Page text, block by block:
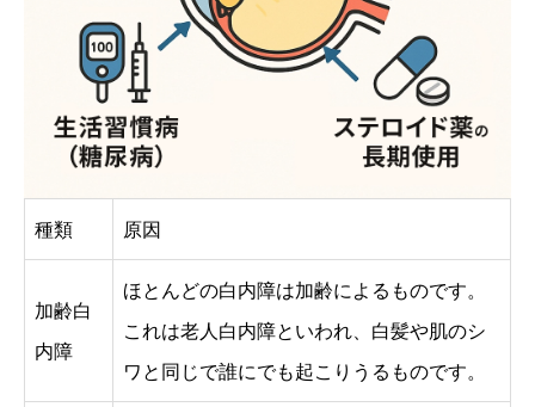
種類 原因
加齢白
内障
ほとんどの白内障は加齢によるものです。
これは老人白内障といわれ、白髪や肌のシ
ワと同じで誰にでも起こりうるものです。